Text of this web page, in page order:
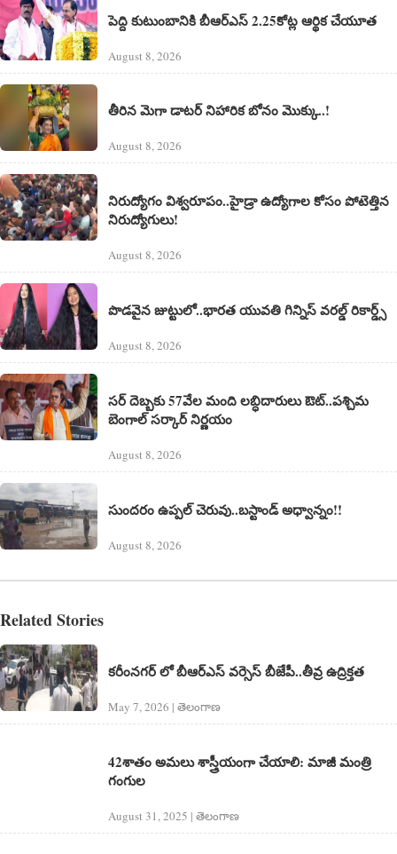
పెద్ది కుటుంబానికి బీఆర్ఎస్ 2.25కోట్ల ఆర్థిక చేయూత
August 8, 2026
తీరిన మెగా డాటర్ నిహారిక బోనం మొక్కు..!
August 8, 2026
నిరుద్యోగం విశ్వరూపం..హైడ్రా ఉద్యోగాల కోసం పోటెత్తిన
నిరుద్యోగులు!
August 8, 2026
పొడవైన జుట్టులో..భారత యువతి గిన్నిస్ వరల్డ్ రికార్డ్స్
August 8, 2026
సర్ దెబ్బకు 57వేల మంది లబ్ధిదారులు ఔట్..పశ్చిమ
బెంగాల్ సర్కార్ నిర్ణయం
August 8, 2026
సుందరం ఉప్పల్ చెరువు..బస్టాండ్ అధ్వాన్నం!!
August 8, 2026
Related Stories
కరీంనగర్ లో బీఆర్ఎస్ వర్సెస్ బీజేపీ..తీవ్ర ఉద్రిక్తత
May 7, 2026 | తెలంగాణ‌
42శాతం అమలు శాస్త్రీయంగా చేయాలి: మాజీ మంత్రి
గంగుల
August 31, 2025 | తెలంగాణ‌